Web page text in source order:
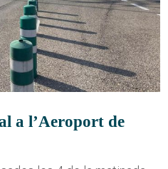
a l’Aeroport de